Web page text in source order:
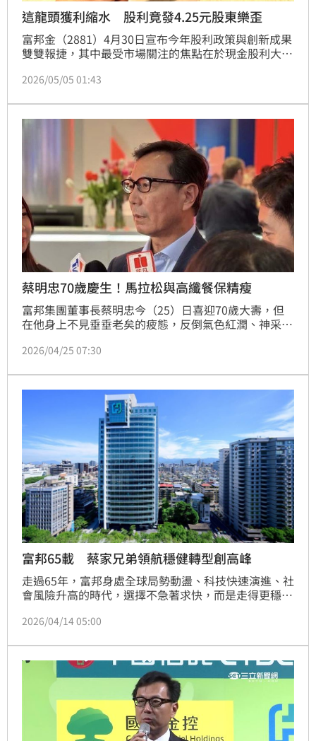
這龍頭獲利縮水 股利竟發4.25元股東樂歪
富邦金（2881）4月30日宣布今年股利政策與創新成果
雙雙報捷，其中最受市場關注的焦點在於現金股利大幅
升，展現出在穩健獲利基礎下回饋股東的強烈企圖心。
2026/05/05 01:43
蔡明忠70歲慶生！馬拉松與高纖餐保精瘦
富邦集團董事長蔡明忠今（25）日喜迎70歲大壽，但
在他身上不見垂垂老矣的疲態，反倒氣色紅潤、神采奕
壯。《三立新聞網》記者調查他的養生秘笈，發現蔡明
松甚至找來職業教練幫忙訓練。同時，蔡明忠的夫人陳
靄玲同樣功不可沒，她親自包辦丈夫的飲食，堅持高纖
少油，為健康把關。
2026/04/25 07:30
富邦65載 蔡家兄弟領航穩健轉型創高峰
走過65年，富邦身處全球局勢動盪、科技快速演進、社
會風險升高的時代，選擇不急著求快，而是走得更穩。
蔡明興分別透過訪談，分享企業如何在不確定的環境中
應社會對信任、永續與共好的期待。
2026/04/14 05:00